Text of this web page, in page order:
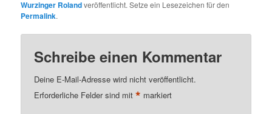
Wurzinger Rolandveröffentlicht. Setze ein Lesezeichen für den
Permalink.
Schreibe einen Kommentar
Deine E-Mail-Adresse wird nicht veröffentlicht.
Erforderliche Felder sind mit* markiert